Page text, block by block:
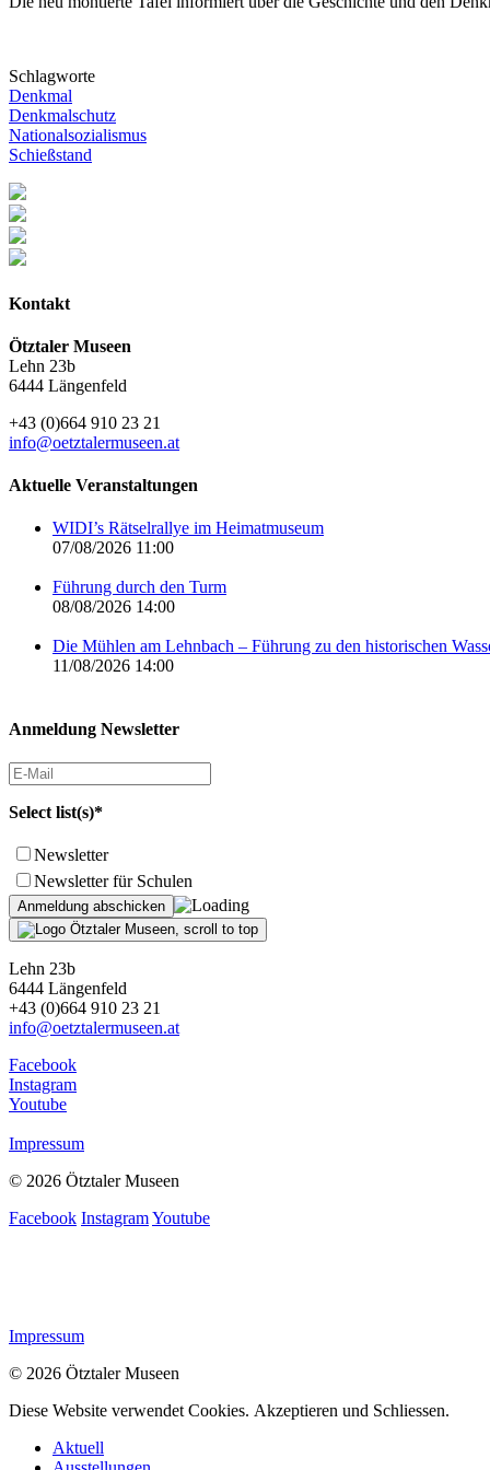
Schlagworte
Denkmal
Denkmalschutz
Nationalsozialismus
Schießstand
Kontakt
Ötztaler Museen
Lehn 23b
6444 Längenfeld
+43 (0)664 910 23 21
info@oetztalermuseen.at
Aktuelle Veranstaltungen
WIDI’s Rätselrallye im Heimatmuseum
07/08/2026 11:00
Führung durch den Turm
08/08/2026 14:00
Die Mühlen am Lehnbach – Führung zu den historischen
11/08/2026 14:00
Anmeldung Newsletter
Select list(s)*
Newsletter
Newsletter für Schulen
Lehn 23b
6444 Längenfeld
+43 (0)664 910 23 21
info@oetztalermuseen.at
Facebook
Instagram
Youtube
Impressum
© 2026 Ötztaler Museen
Facebook InstagramYoutube
Impressum
© 2026 Ötztaler Museen
Diese Website verwendet Cookies. Akzeptieren und Schliessen.
Aktuell